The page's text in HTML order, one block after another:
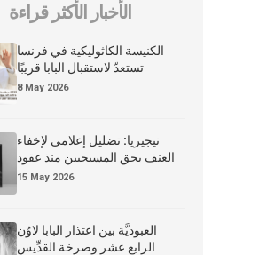
الأخبار الأكثر قراءة
الكنيسة الكاثوليكية في فرنسا
تستعدّ لاستقبال البابا قريبًا
8 May 2026
نيجيريا: تضليل إعلامي لإخفاء
العنف بحق المسيحيين منذ عقود
15 May 2026
العبوديَّة بين اعتذار البابا لاوُن
الرابع عشر وصرخة القدِّيس